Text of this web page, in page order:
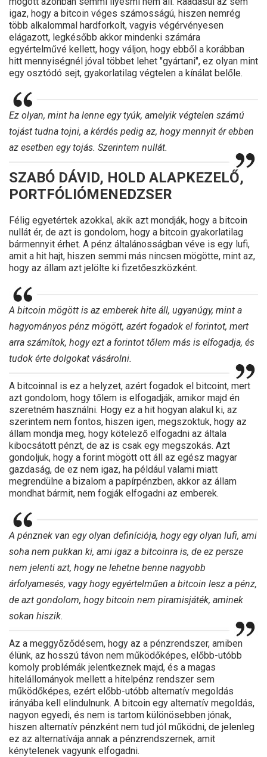
igaz, hogy a bitcoin véges számosságú, hiszen nemrég
több alkalommal hardforkolt, vagyis végérvényesen
elágazott, legkésőbb akkor mindenki számára
egyértelművé kellett, hogy váljon, hogy ebből a korábban
hitt mennyiségnél jóval többet lehet "gyártani", ez olyan mint
egy osztódó sejt, gyakorlatilag végtelen a kínálat belőle.
Ez olyan, mint ha lenne egy tyúk, amelyik végtelen számú
tojást tudna tojni, a kérdés pedig az, hogy mennyit ér ebben
az esetben egy tojás. Szerintem nullát.
SZABÓ DÁVID, HOLD ALAPKEZELŐ,
PORTFÓLIÓMENEDZSER
Félig egyetértek azokkal, akik azt mondják, hogy a bitcoin
nullát ér, de azt is gondolom, hogy a bitcoin gyakorlatilag
bármennyit érhet. A pénz általánosságban véve is egy lufi,
amit a hit hajt, hiszen semmi más nincsen mögötte, mint az,
hogy az állam azt jelölte ki fizetőeszközként.
A bitcoin mögött is az emberek hite áll, ugyanúgy, mint a
hagyományos pénz mögött, azért fogadok el forintot, mert
arra számítok, hogy ezt a forintot tőlem más is elfogadja, és
tudok érte dolgokat vásárolni.
A bitcoinnal is ez a helyzet, azért fogadok el bitcoint, mert
azt gondolom, hogy tőlem is elfogadják, amikor majd én
szeretném használni. Hogy ez a hit hogyan alakul ki, az
szerintem nem fontos, hiszen igen, megszoktuk, hogy az
állam mondja meg, hogy kötelező elfogadni az általa
kibocsátott pénzt, de az is csak egy megszokás. Azt
gondoljuk, hogy a forint mögött ott áll az egész magyar
gazdaság, de ez nem igaz, ha például valami miatt
megrendülne a bizalom a papírpénzben, akkor az állam
mondhat bármit, nem fogják elfogadni az emberek.
A pénznek van egy olyan definíciója, hogy egy olyan lufi, ami
soha nem pukkan ki, ami igaz a bitcoinra is, de ez persze
nem jelenti azt, hogy ne lehetne benne nagyobb
árfolyamesés, vagy hogy egyértelműen a bitcoin lesz a pénz,
de azt gondolom, hogy bitcoin nem piramisjáték, aminek
sokan hiszik.
Az a meggyőződésem, hogy az a pénzrendszer, amiben
élünk, az hosszú távon nem működőképes, előbb-utóbb
komoly problémák jelentkeznek majd, és a magas
hitelállományok mellett a hitelpénz rendszer sem
működőképes, ezért előbb-utóbb alternatív megoldás
irányába kell elindulnunk. A bitcoin egy alternatív megoldás,
nagyon egyedi, és nem is tartom különösebben jónak,
hiszen alternatív pénzként nem tud jól működni, de jelenleg
ez az alternatívája annak a pénzrendszernek, amit
kénytelenek vagyunk elfogadni.